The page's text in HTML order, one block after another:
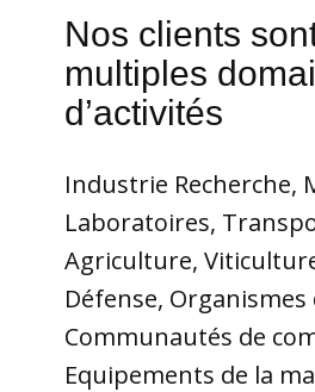
Nos clients
multiples
d’activités
Industrie Recherche,
Laboratoires,
Agriculture,
Défense, Organismes
Communautés de
Equipements de la